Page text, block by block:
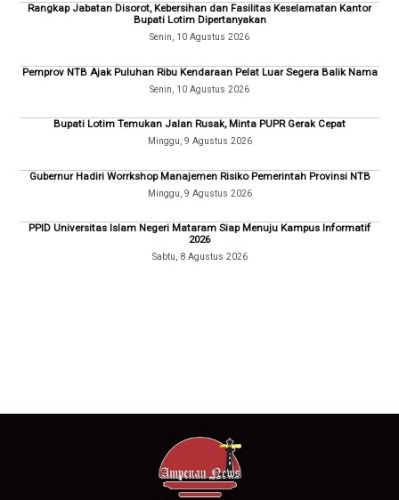
Rangkap Jabatan Disorot, Kebersihan dan Fasilitas Keselamatan Kantor
Bupati Lotim Dipertanyakan
Senin, 10 Agustus 2026
Pemprov NTB Ajak Puluhan Ribu Kendaraan Pelat Luar Segera Balik Nama
Senin, 10 Agustus 2026
Bupati Lotim Temukan Jalan Rusak, Minta PUPR Gerak Cepat
Minggu, 9 Agustus 2026
Gubernur Hadiri Worrkshop Manajemen Risiko Pemerintah Provinsi NTB
Minggu, 9 Agustus 2026
PPID Universitas Islam Negeri Mataram Siap Menuju Kampus Informatif
2026
Sabtu, 8 Agustus 2026